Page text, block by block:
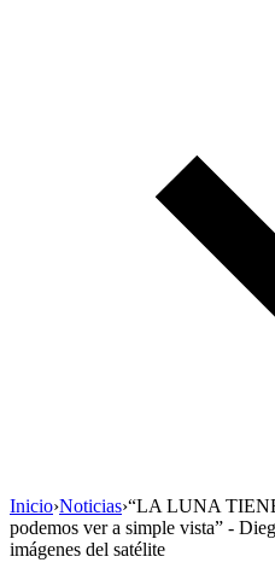
Inicio›Noticias›“LA LUNA
podemos ver a simple vista” -
imágenes del satélite